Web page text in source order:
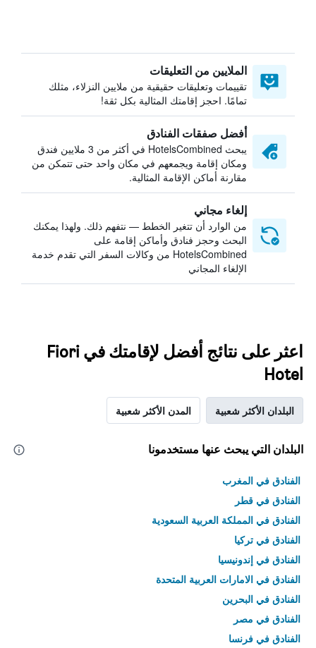
الملايين من التعليقات
تقييمات وتعليقات حقيقية من ملايين النزلاء، مثلك
تمامًا. احجز إقامتك المثالية بكل ثقة!
أفضل صفقات الفنادق
يبحث HotelsCombined في أكثر من 3 ملايين فندق
ومكان إقامة ويجمعهم في مكان واحد حتى تتمكن من
مقارنة أماكن الإقامة المثالية.
إلغاء مجاني
من الوارد أن تتغير الخطط — نتفهم ذلك. ولهذا يمكنك
البحث وحجز فنادق وأماكن إقامة على
HotelsCombined من وكالات السفر التي تقدم خدمة
الإلغاء المجاني
اعثر على نتائج أفضل لإقامتك في Fiori
Hotel
البلدان الأكثر شعبية المدن الأكثر شعبية
البلدان التي يبحث عنها مستخدمونا
الفنادق في المغرب
الفنادق في قطر
الفنادق في المملكة العربية السعودية
الفنادق في تركيا
الفنادق في إندونيسيا
الفنادق في الامارات العربية المتحدة
الفنادق في البحرين
الفنادق في مصر
الفنادق في فرنسا